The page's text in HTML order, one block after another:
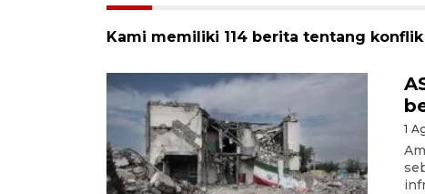
Kami memiliki 114 berita tentang
1